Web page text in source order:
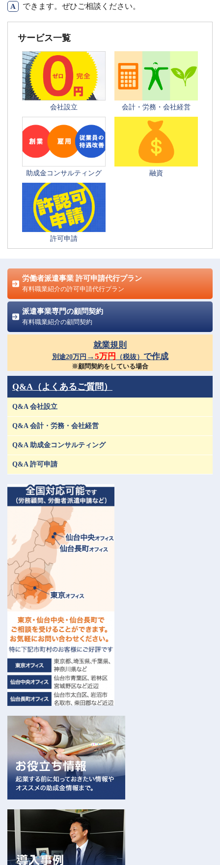
できます。ぜひご相談ください。
サービス一覧
会社設立 会計・労務・会社経営
助成金コンサルティング 融資
許可申請
労働者派遣事業 許可申請代行プラン
有料職業紹介の許可申請代行プラン
派遣事業専門の顧問契約
有料職業紹介の顧問契約
就業規則
別途20万円 →5万円 （税抜） で作成
※顧問契約をしている場合
Q&A（よくあるご質問）
Q&A 会社設立
Q&A 会計・労務・会社経営
Q&A 助成金コンサルティング
Q&A 許可申請